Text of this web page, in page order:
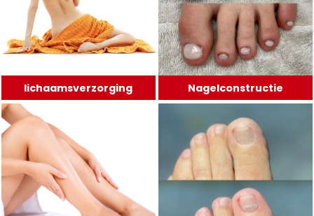
lichaamsverzorging Nagelconstructie